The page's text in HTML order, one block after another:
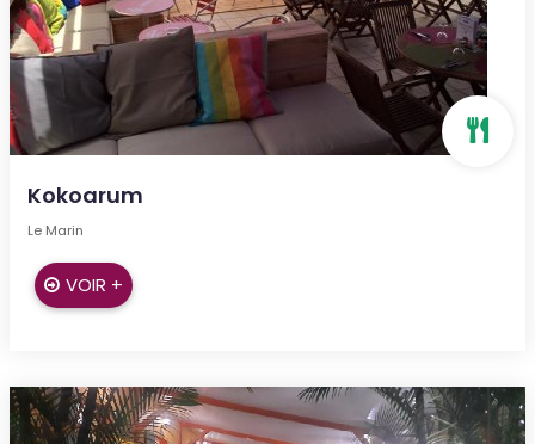
Kokoarum
Le Marin
VOIR +